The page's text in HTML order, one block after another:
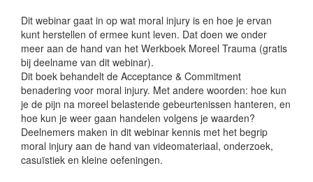
Dit webinar gaat in op wat moral injury is en hoe je ervan
kunt herstellen of ermee kunt leven. Dat doen we onder
meer aan de hand van het Werkboek Moreel Trauma (gratis
bij deelname van dit webinar).
Dit boek behandelt de Acceptance & Commitment
benadering voor moral injury. Met andere woorden: hoe kun
je de pijn na moreel belastende gebeurtenissen hanteren, en
hoe kun je weer gaan handelen volgens je waarden?
Deelnemers maken in dit webinar kennis met het begrip
moral injury aan de hand van videomateriaal, onderzoek,
casuïstiek en kleine oefeningen.